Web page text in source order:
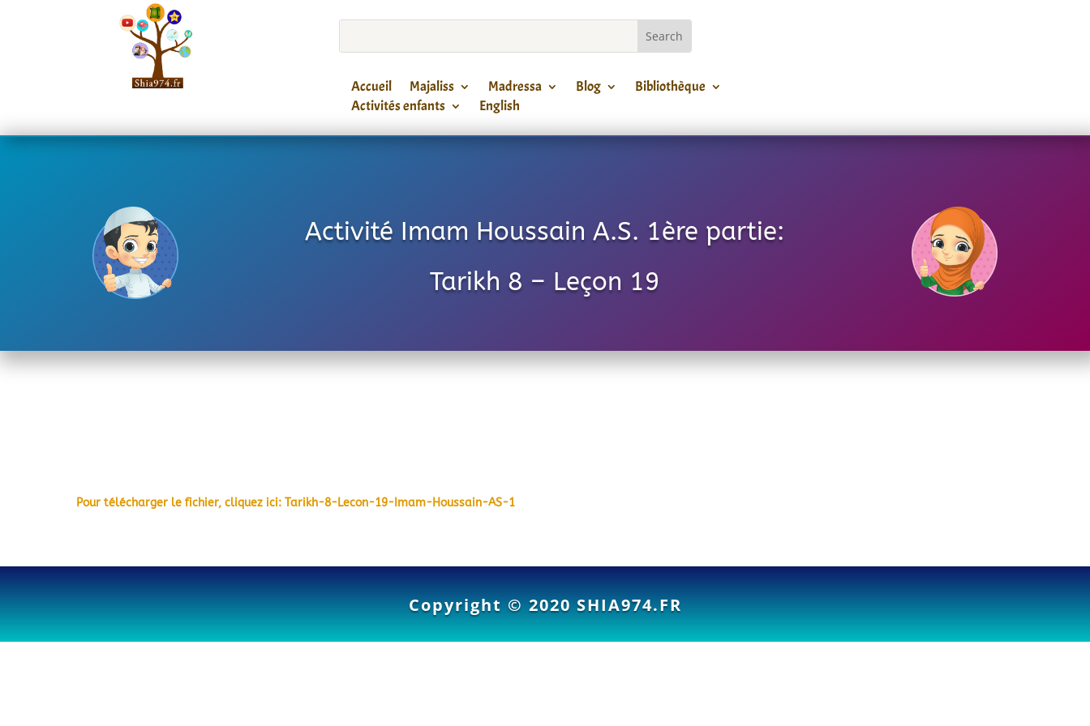
Accueil Majaliss Madressa Blog
Bibliothèque
Activités enfants
English
Activité Imam Houssain A.S. 1ère partie:
Tarikh 8 – Leçon 19
Pour télécharger le fichier, cliquez ici: Tarikh-8-Lecon-19-Imam-Houssain-AS-1
Copyright © 2020SHIA974.FR